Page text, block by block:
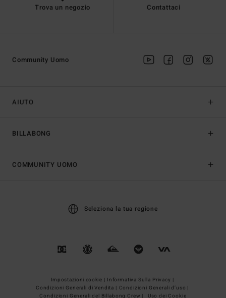
Trova un negozio Contattaci
AIUTO
BILLABONG
Community Uomo
COMMUNITY UOMO
Seleziona la tua regione
Impostazioni cookie | Informativa Sulla Privacy |
Condizioni Generali di Vendita | Condizioni Generali d’uso |
Condizioni Generali del Billabong Crew |
Uso dei Cookie